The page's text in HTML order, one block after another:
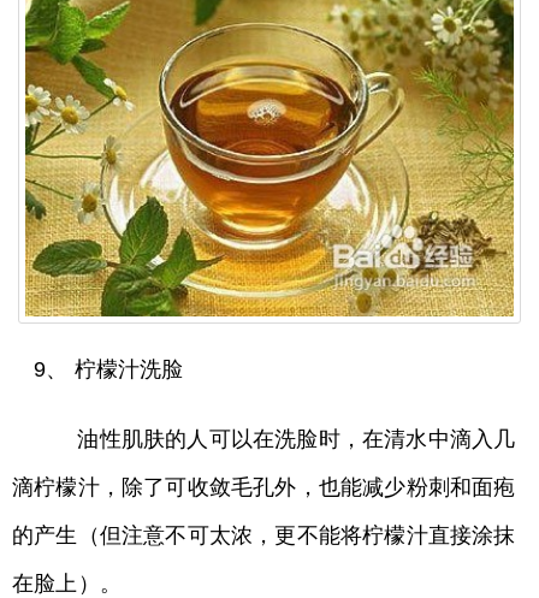
9、 柠檬汁洗脸
油性肌肤的人可以在洗脸时，在清水中滴入几
滴柠檬汁，除了可收敛毛孔外，也能减少粉刺和面疱
的产生（但注意不可太浓，更不能将柠檬汁直接涂抹
在脸上）。